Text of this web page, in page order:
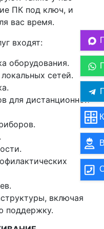
ПК под ключ, и
вас время.
входят:
оборудования.
сетей.
для дистанционной
включая
поддержку.